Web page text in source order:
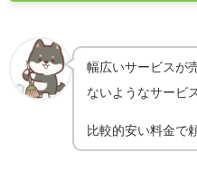
幅広いサービスが
ないようなサービ
比較的安い料金で